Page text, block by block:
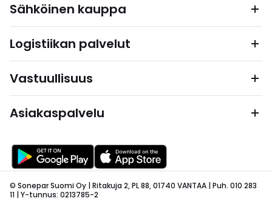
Sähköinen kauppa
Logistiikan palvelut
Vastuullisuus
Asiakaspalvelu
© Sonepar Suomi Oy | Ritakuja 2, PL 88, 01740 VANTAA | Puh. 010 283
11 | Y-tunnus: 0213785-2